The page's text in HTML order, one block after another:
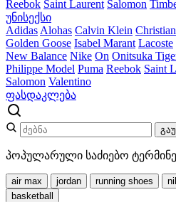
Reebok Saint Laurent Salomon
უნისექსი
Adidas Alohas Calvin Klein
Golden Goose Isabel Marant Lacoste
New Balance Nike On Onitsuka
Philippe Model Puma Reebok Saint
Salomon Valentino
ფასდაკლება
პოპულარული საძიებო
air max jordan running shoes
basketball